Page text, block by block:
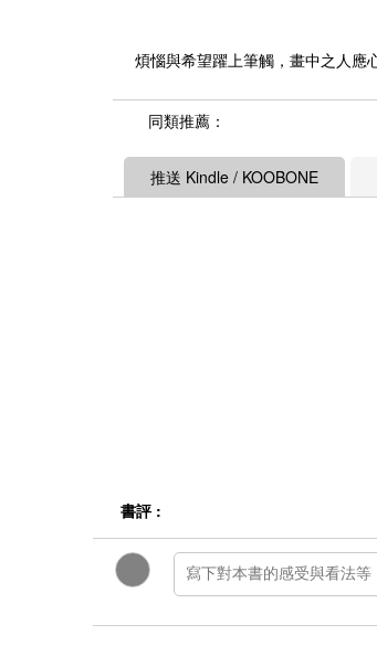
煩惱與希望躍上筆觸，畫中之人
同類推薦：
推送 Kindle / KOOBONE
書評 :